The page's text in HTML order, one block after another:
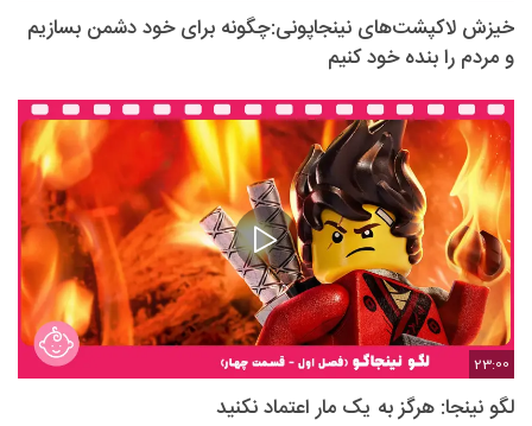
خیزش لاکپشت‌های نینجاپونی:چگونه برای خود دشمن بسازیم
و مردم را بنده خود کنیم
23:00
لگو نینجا: هرگز به یک مار اعتماد نکنید